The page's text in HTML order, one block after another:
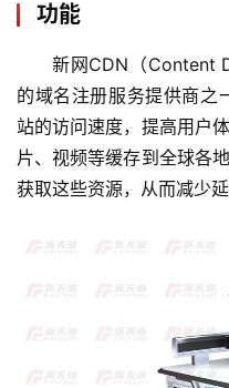
功能
新网CDN（Content
的域名注册服务提供商之
站的访问速度，提高用户
片、视频等缓存到全球各
获取这些资源，从而减少延